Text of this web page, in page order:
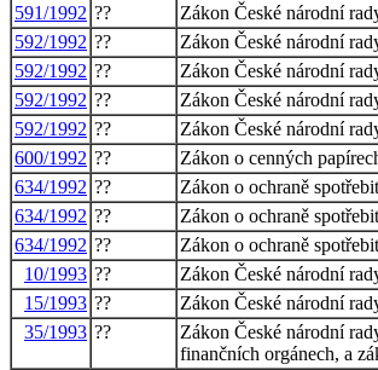
591/1992 ??
Zákon České národní
592/1992 ??
Zákon České národní
592/1992 ??
Zákon České národní
592/1992 ??
Zákon České národní
592/1992 ??
Zákon České národní
600/1992 ??
Zákon o cenných
634/1992 ??
Zákon o ochraně
634/1992 ??
Zákon o ochraně
634/1992 ??
Zákon o ochraně
10/1993 ??
Zákon České národní
15/1993 ??
Zákon České národní
35/1993 ??
Zákon České národní
finančních orgánech, a